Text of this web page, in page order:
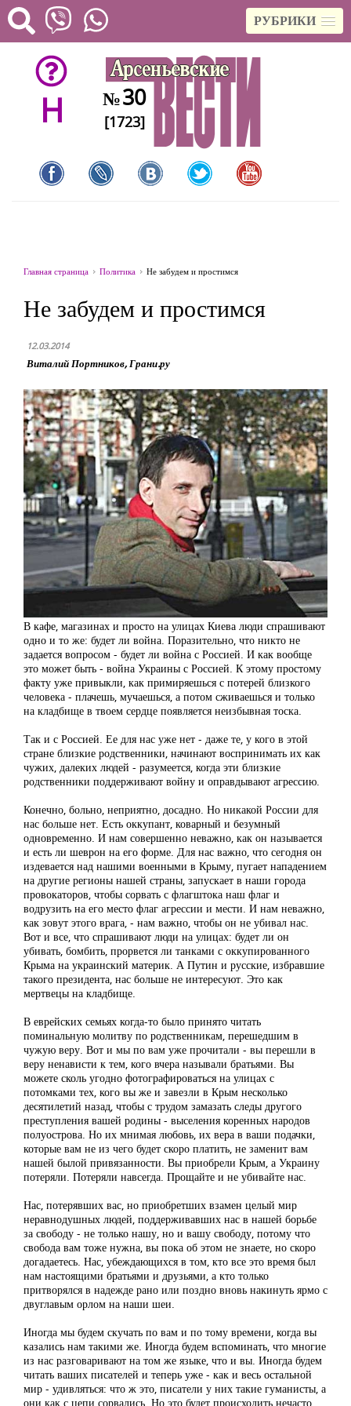
РУБРИКИ
H №30
[1723]
Главная страница Политика Не забудем и простимся
Не забудем и простимся
12.03.2014
Виталий Портников, Грани.ру
В кафе, магазинах и просто на улицах Киева люди спрашивают
одно и то же: будет ли война. Поразительно, что никто не
задается вопросом - будет ли война с Россией. И как вообще
это может быть - война Украины с Россией. К этому простому
факту уже привыкли, как примиряешься с потерей близкого
человека - плачешь, мучаешься, а потом сживаешься и только
на кладбище в твоем сердце появляется неизбывная тоска.
Так и с Россией. Ее для нас уже нет - даже те, у кого в этой
стране близкие родственники, начинают воспринимать их как
чужих, далеких людей - разумеется, когда эти близкие
родственники поддерживают войну и оправдывают агрессию.
Конечно, больно, неприятно, досадно. Но никакой России для
нас больше нет. Есть оккупант, коварный и безумный
одновременно. И нам совершенно неважно, как он называется
и есть ли шеврон на его форме. Для нас важно, что сегодня он
издевается над нашими военными в Крыму, пугает нападением
на другие регионы нашей страны, запускает в наши города
провокаторов, чтобы сорвать с флагштока наш флаг и
водрузить на его место флаг агрессии и мести. И нам неважно,
как зовут этого врага, - нам важно, чтобы он не убивал нас.
Вот и все, что спрашивают люди на улицах: будет ли он
убивать, бомбить, прорвется ли танками с оккупированного
Крыма на украинский материк. А Путин и русские, избравшие
такого президента, нас больше не интересуют. Это как
мертвецы на кладбище.
В еврейских семьях когда-то было принято читать
поминальную молитву по родственникам, перешедшим в
чужую веру. Вот и мы по вам уже прочитали - вы перешли в
веру ненависти к тем, кого вчера называли братьями. Вы
можете сколь угодно фотографироваться на улицах с
потомками тех, кого вы же и завезли в Крым несколько
десятилетий назад, чтобы с трудом замазать следы другого
преступления вашей родины - выселения коренных народов
полуострова. Но их мнимая любовь, их вера в ваши подачки,
которые вам не из чего будет скоро платить, не заменит вам
нашей былой привязанности. Вы приобрели Крым, а Украину
потеряли. Потеряли навсегда. Прощайте и не убивайте нас.
Нас, потерявших вас, но приобретших взамен целый мир
неравнодушных людей, поддерживавших нас в нашей борьбе
за свободу - не только нашу, но и вашу свободу, потому что
свобода вам тоже нужна, вы пока об этом не знаете, но скоро
догадаетесь. Нас, убеждающихся в том, кто все это время был
нам настоящими братьями и друзьями, а кто только
притворялся в надежде рано или поздно вновь накинуть ярмо с
двуглавым орлом на наши шеи.
Иногда мы будем скучать по вам и по тому времени, когда вы
казались нам такими же. Иногда будем вспоминать, что многие
из нас разговаривают на том же языке, что и вы. Иногда будем
читать ваших писателей и теперь уже - как и весь остальной
мир - удивляться: что ж это, писатели у них такие гуманисты, а
они как с цепи сорвались. Но это будет происходить нечасто.